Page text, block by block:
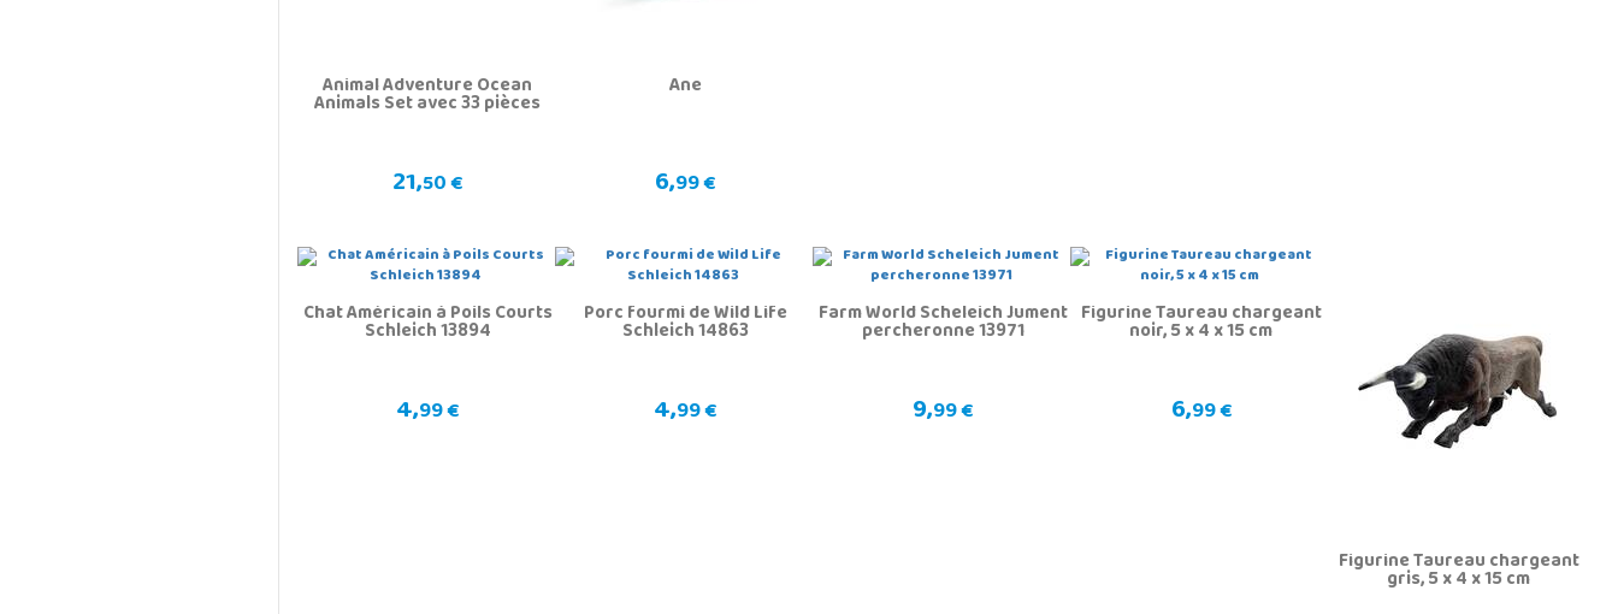
Animal Adventure Ocean
Animals Set avec 33 pièces
21,50 €
Âne
6,99 €
Chat Américain à Poils Courts
Schleich 13894
4,99 €
Porc fourmi de Wild Life
Schleich 14863
4,99 €
Farm World Scheleich Jument
percheronne 13971
9,99 €
Figurine Taureau chargeant
noir, 5 x 4 x 15 cm
6,99 €
Figurine Taureau chargeant
gris, 5 x 4 x 15 cm